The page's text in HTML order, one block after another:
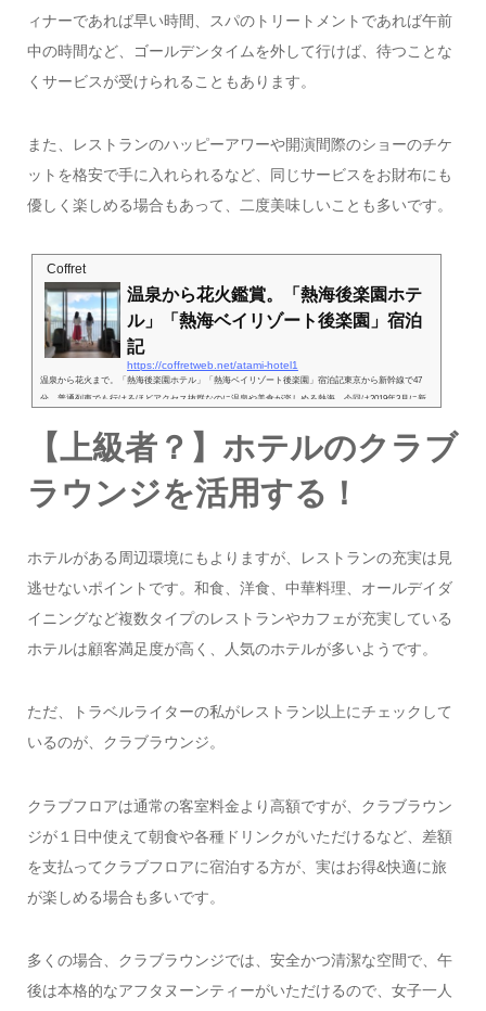
ィナーであれば早い時間、スパのトリートメントであれば午前
中の時間など、ゴールデンタイムを外して行けば、待つことな
くサービスが受けられることもあります。
また、レストランのハッピーアワーや開演間際のショーのチケ
ットを格安で手に入れられるなど、同じサービスをお財布にも
優しく楽しめる場合もあって、二度美味しいことも多いです。
Coffret
温泉から花火鑑賞。「熱海後楽園ホテ
ル」「熱海ベイリゾート後楽園」宿泊
記
https://coffretweb.net/atami-hotel1
温泉から花火まで。「熱海後楽園ホテル」「熱海ベイリゾート後楽園」宿泊記東京から新幹線で47
分。普通列車でも行けるほどアクセス抜群なのに温泉や美食が楽しめる熱海。今回は2019年3月に新
タワー館全客室、「AQUA SQUARE（アクア スクエア）」と日帰り温泉施設「Fuua」の魅力をご紹
介します！熱海観光、例年は特に花火シーズンが人気！ 迫力の花火を客室から！実は、熱海と言え
【上級者？】ホテルのクラブ
ラウンジを活用する！
ホテルがある周辺環境にもよりますが、レストランの充実は見
逃せないポイントです。和食、洋食、中華料理、オールデイダ
イニングなど複数タイプのレストランやカフェが充実している
ホテルは顧客満足度が高く、人気のホテルが多いようです。
ただ、トラベルライターの私がレストラン以上にチェックして
いるのが、クラブラウンジ。
クラブフロアは通常の客室料金より高額ですが、クラブラウン
ジが１日中使えて朝食や各種ドリンクがいただけるなど、差額
を支払ってクラブフロアに宿泊する方が、実はお得&快適に旅
が楽しめる場合も多いです。
多くの場合、クラブラウンジでは、安全かつ清潔な空間で、午
後は本格的なアフタヌーンティーがいただけるので、女子一人